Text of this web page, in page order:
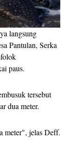
langsung
Pantulan, Serka
paus.
tersebut
dua meter.
meter", jelas Deff.